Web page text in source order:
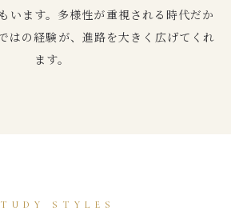
います。多様性が重視される時代だか
はの経験が、進路を大きく広げてくれ
ます。
STYLES